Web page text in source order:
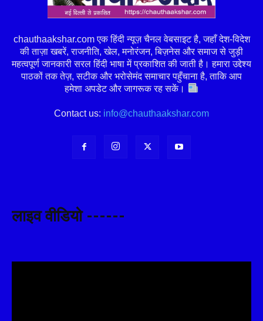
chauthaakshar.com एक हिंदी न्यूज़ चैनल वेबसाइट है, जहाँ देश-विदेश
की ताज़ा खबरें, राजनीति, खेल, मनोरंजन, बिज़नेस और समाज से जुड़ी
महत्वपूर्ण जानकारी सरल हिंदी भाषा में प्रकाशित की जाती है। हमारा उद्देश्य
पाठकों तक तेज़, सटीक और भरोसेमंद समाचार पहुँचाना है, ताकि आप
हमेशा अपडेट और जागरूक रह सकें।
Contact us: info@chauthaakshar.com
लाइव वीडियो ------